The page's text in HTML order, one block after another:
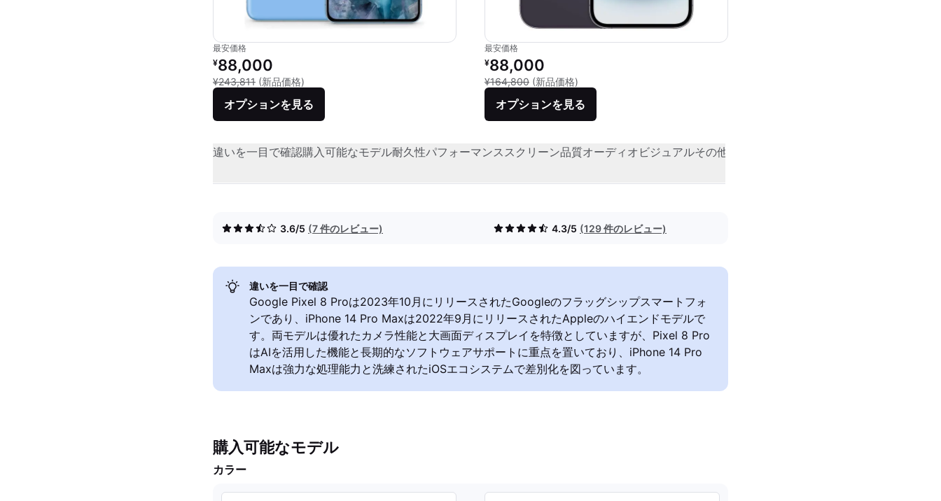
最安価格
リファービッシュ品の価格：
¥88,000
¥243,811 (新品価格)
オプションを見る
最安価格
リファービッシュ品の価格：
¥88,000
¥164,800 (新品価格)
オプションを見る
違いを一目で確認購入可能なモデル耐久性パフォーマンススクリーン品質オーディオビジュアルその他
3.6/5 (7 件のレビュー) 4.3/5 (129 件のレビュー)
違いを一目で確認
Google Pixel 8 Proは2023年10月にリリースされたGoogleのフラッグシップスマートフォ
ンであり、iPhone 14 Pro Maxは2022年9月にリリースされたAppleのハイエンドモデルで
す。両モデルは優れたカメラ性能と大画面ディスプレイを特徴としていますが、Pixel 8 Pro
はAIを活用した機能と長期的なソフトウェアサポートに重点を置いており、iPhone 14 Pro
Maxは強力な処理能力と洗練されたiOSエコシステムで差別化を図っています。
購入可能なモデル
カラー